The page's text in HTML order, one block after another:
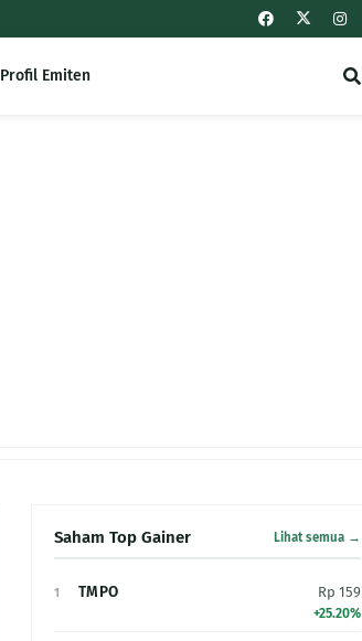
Profil Emiten
Saham Top Gainer Lihat semua →
1 TMPO Rp 159
+25.20%